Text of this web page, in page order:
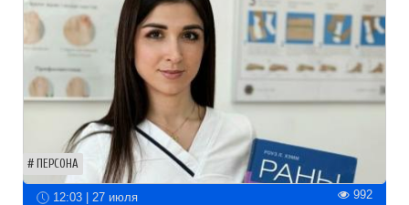
ПЕРСОНА
12:03 | 27 июля 992